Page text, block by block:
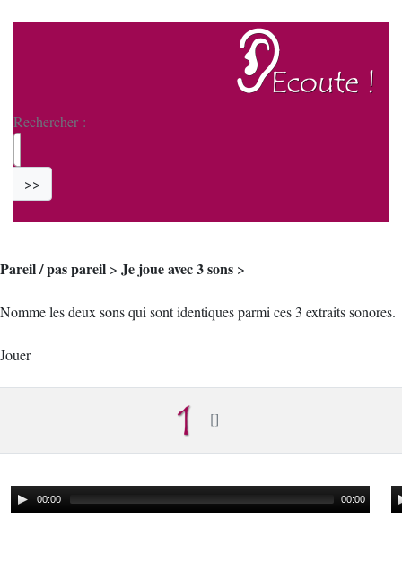
Rechercher :
>>
Pareil / pas pareil > Je joue avec 3 sons >
Nomme les deux sons qui sont identiques parmi ces 3 extraits sonores.
Jouer
00:00 00:00